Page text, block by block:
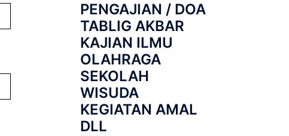
PENGAJIAN / DOA
TABLIG AKBAR
KAJIAN ILMU
OLAHRAGA
SEKOLAH
WISUDA
KEGIATAN AMAL
DLL